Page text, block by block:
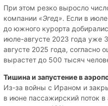
При этом резко выросло
компании «Эгед». Если в
до южного курорта
июле-августе 2023 года уже
августе 2025 года, согласно
вырастет до 500 тысяч
Тишина и запустение в
Из-за войны с Ираном и
в июне пассажирский поток